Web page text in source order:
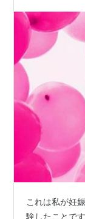
これは私が妊
験したことで